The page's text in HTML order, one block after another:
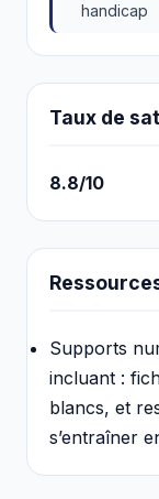
handicap
Taux de
8.8/10
Supports
incluant :
blancs, et
s’entraîner